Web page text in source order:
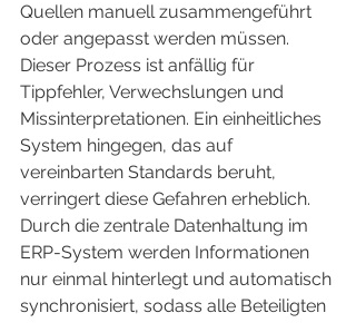
Quellen manuell zusammengeführt
oder angepasst werden müssen.
Dieser Prozess ist anfällig für
Tippfehler, Verwechslungen und
Missinterpretationen. Ein einheitliches
System hingegen, das auf
vereinbarten Standards beruht,
verringert diese Gefahren erheblich.
Durch die zentrale Datenhaltung im
ERP-System werden Informationen
nur einmal hinterlegt und automatisch
synchronisiert, sodass alle Beteiligten